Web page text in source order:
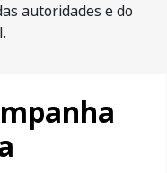
autoridades e do